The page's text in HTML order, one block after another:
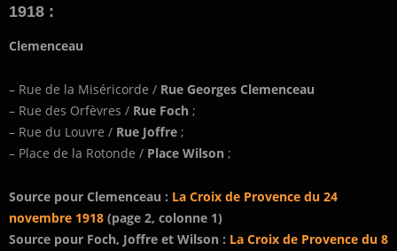
1918 :
Clemenceau
– Rue de la Miséricorde / Rue Georges Clemenceau
– Rue des Orfèvres / Rue Foch ;
– Rue du Louvre / Rue Joffre ;
– Place de la Rotonde / Place Wilson ;
Source pour Clemenceau : La Croix de Provence du 24
novembre 1918 (page 2, colonne 1)
Source pour Foch, Joffre et Wilson : La Croix de Provence du 8